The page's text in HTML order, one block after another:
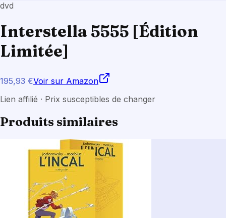
dvd
Interstella 5555 [Édition
Limitée]
195,93 €Voir sur Amazon
Lien affilié · Prix susceptibles de changer
Produits similaires